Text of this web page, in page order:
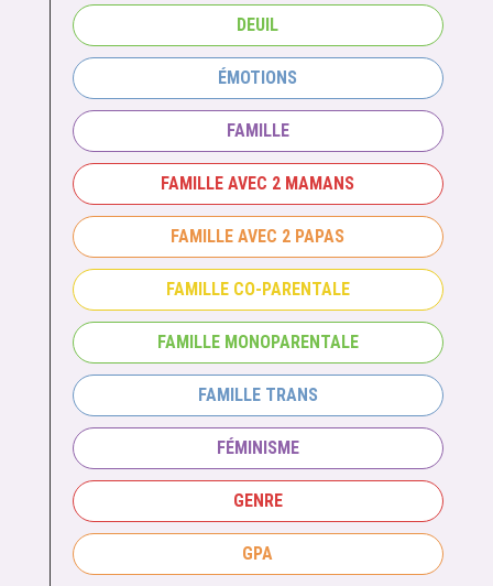
DEUIL
ÉMOTIONS
FAMILLE
FAMILLE AVEC 2 MAMANS
FAMILLE AVEC 2 PAPAS
FAMILLE CO-PARENTALE
FAMILLE MONOPARENTALE
FAMILLE TRANS
FÉMINISME
GENRE
GPA